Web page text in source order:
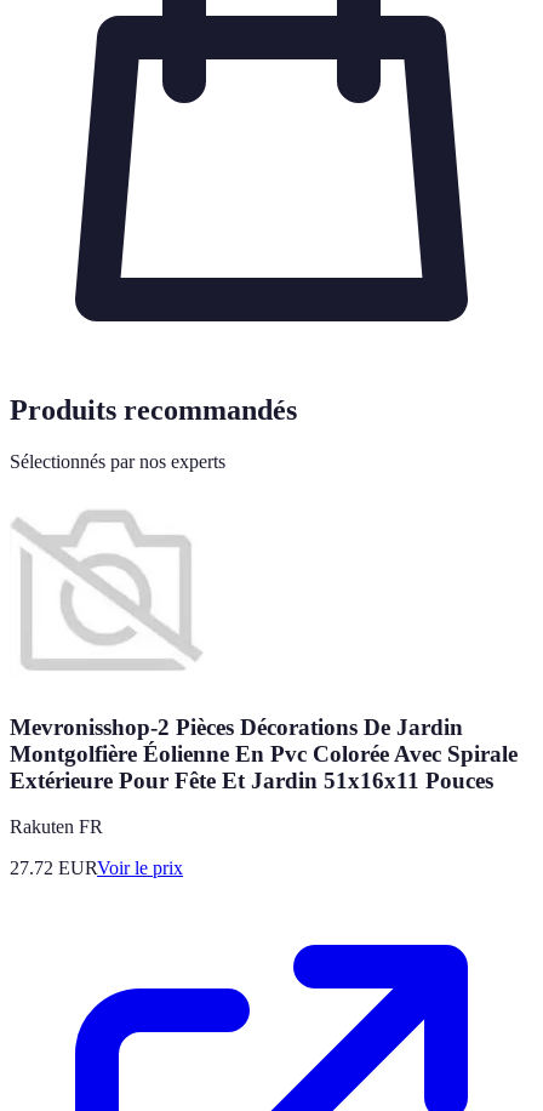
Produits recommandés
Sélectionnés par nos experts
Mevronisshop-2 Pièces Décorations De Jardin
Montgolfière Éolienne En Pvc Colorée Avec Spirale
Extérieure Pour Fête Et Jardin 51x16x11 Pouces
Rakuten FR
27.72 EURVoir le prix